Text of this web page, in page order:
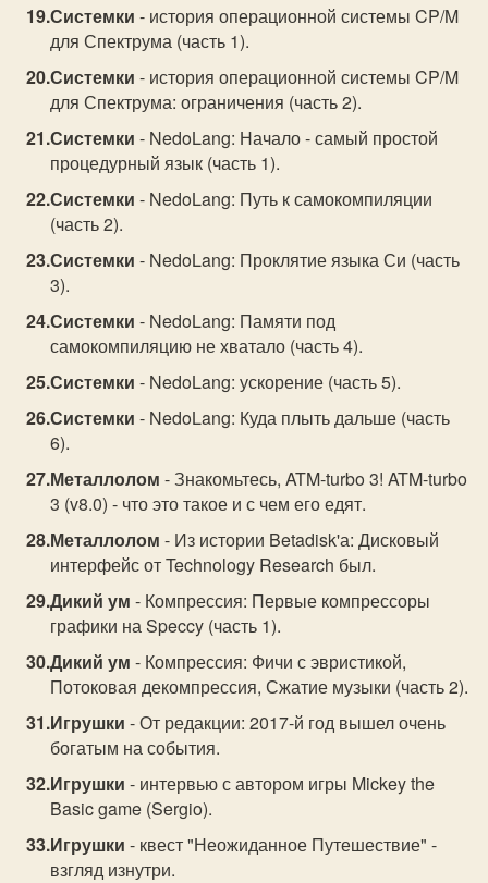
Системки - история операционной системы CP/M
для Спектрума (часть 1).
Системки - история операционной системы CP/M
для Спектрума: ограничения (часть 2).
Системки - NedoLang: Начало - самый простой
процедурный язык (часть 1).
Системки - NedoLang: Путь к самокомпиляции
(часть 2).
Системки - NedoLang: Проклятие языка Си (часть
3).
Системки - NedoLang: Памяти под
самокомпиляцию не хватало (часть 4).
Системки - NedoLang: ускорение (часть 5).
Системки - NedoLang: Куда плыть дальше (часть
6).
Металлолом - Знакомьтесь, ATM-turbo 3! ATM-turbo
3 (v8.0) - что это такое и с чем его едят.
Металлолом - Из истории Betadisk'а: Дисковый
интерфейс от Technology Research был.
Дикий ум - Компрессия: Первые компрессоры
графики на Speccy (часть 1).
Дикий ум - Компрессия: Фичи с эвристикой,
Потоковая декомпрессия, Сжатие музыки (часть 2).
Игрушки - От редакции: 2017-й год вышел очень
богатым на события.
Игрушки - интервью с автором игры Mickey the
Basic game (Sergio).
Игрушки - квест "Неожиданное Путешествие" -
взгляд изнутри.